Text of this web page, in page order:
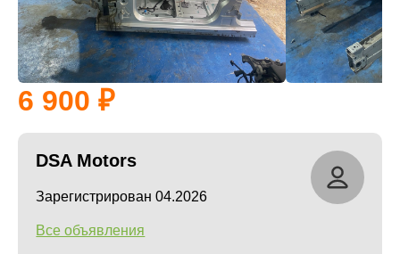
6 900
DSA Motors
Зарегистрирован 04.2026
Все объявления